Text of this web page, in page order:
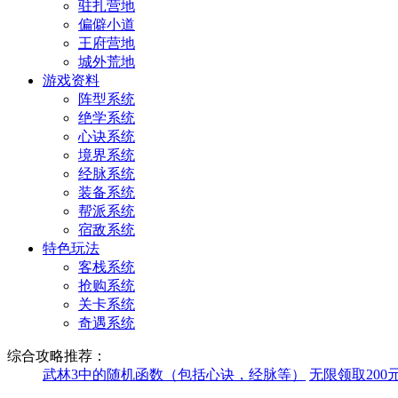
驻扎营地
偏僻小道
王府营地
城外荒地
游戏资料
阵型系统
绝学系统
心诀系统
境界系统
经脉系统
装备系统
帮派系统
宿敌系统
特色玩法
客栈系统
抢购系统
关卡系统
奇遇系统
综合攻略推荐：
武林3中的随机函数（包括心诀，经脉等）
无限领取200